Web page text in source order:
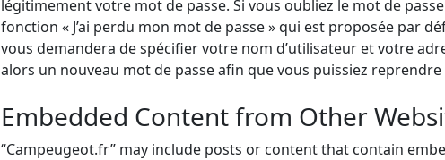
légitimement votre mot de passe. Si vous oubliez le mot de
fonction « J’ai perdu mon mot de passe » qui est proposée par
vous demandera de spécifier votre nom d’utilisateur et votre
alors un nouveau mot de passe afin que vous puissiez
Embedded Content from Other
“Campeugeot.fr” may include posts or content that contain